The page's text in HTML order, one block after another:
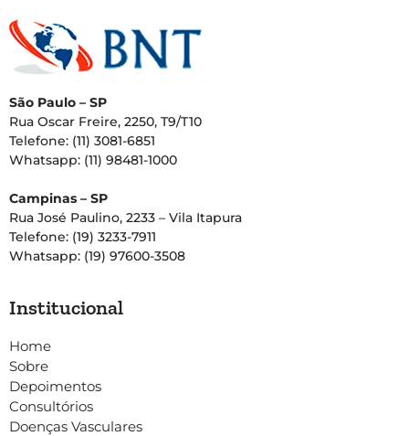
São Paulo – SP
Rua Oscar Freire, 2250, T9/T10
Telefone: (11) 3081-6851
Whatsapp: (11) 98481-1000
Campinas – SP
Rua José Paulino, 2233 – Vila Itapura
Telefone: (19) 3233-7911
Whatsapp: (19) 97600-3508
Institucional
Home
Sobre
Depoimentos
Consultórios
Doenças Vasculares